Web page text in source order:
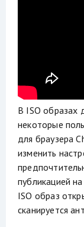
В ISO образах
некоторые
для браузера
изменить
публикацией
ISO образ
сканируется